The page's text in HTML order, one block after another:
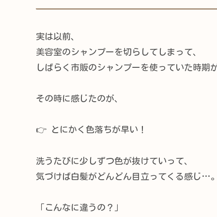
実は以前、
美容室のシャンプーを切らしてしまって、
しばらく市販のシャンプーを使っていた時期
その時に感じたのが、
👉 とにかく色落ちが早い！
洗うたびに少しずつ色が抜けていって、
気づけば白髪がどんどん目立ってくる感じ…。
「こんなに違うの？」